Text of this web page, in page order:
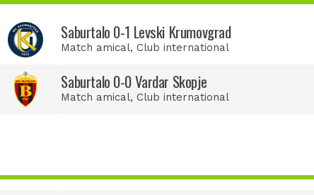
Saburtalo 0-1 Levski Krumovgrad
Match amical, Club international
Saburtalo 0-0 Vardar Skopje
Match amical, Club international